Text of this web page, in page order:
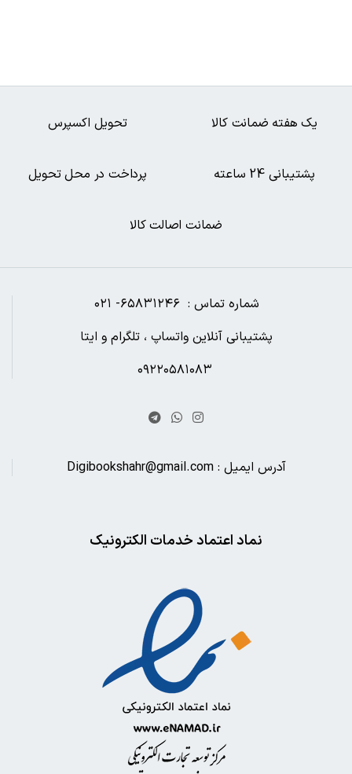
ضمانت اصالت کالا
پرداخت در محل تحویل پشتیبانی 24 ساعته
تحویل اکسپرس یک هفته ضمانت کالا
شماره تماس : ۶۵۸۳۱۲۴۶- ۰۲۱
پشتیبانی آنلاین واتساپ ، تلگرام و ایتا
آدرس ایمیل : Digibookshahr@gmail.com
نماد اعتماد خدمات الکترونیک